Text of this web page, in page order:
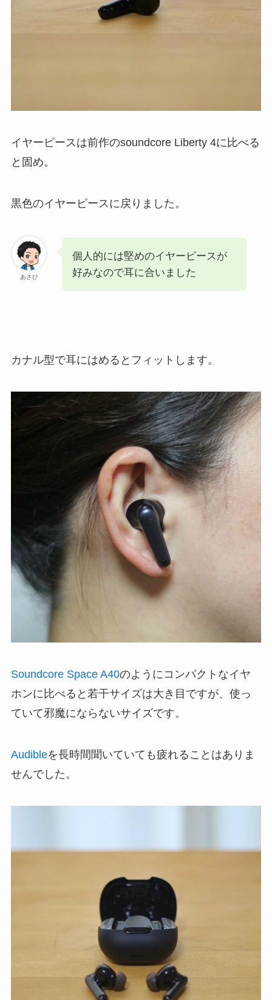
イヤーピースは前作のsoundcore Liberty 4に比べる
と固め。
黒色のイヤーピースに戻りました。
あさひ
個人的には堅めのイヤーピースが
好みなので耳に合いました
カナル型で耳にはめるとフィットします。
Soundcore Space A40のようにコンパクトなイヤ
ホンに比べると若干サイズは大き目ですが、使っ
ていて邪魔にならないサイズです。
Audibleを長時間聞いていても疲れることはありま
せんでした。